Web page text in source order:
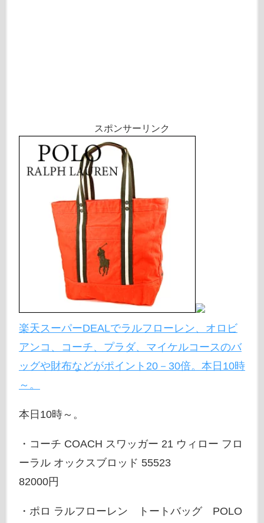
スポンサーリンク
楽天スーパーDEALでラルフローレン、オロビ
アンコ、コーチ、プラダ、マイケルコースのバ
ッグや財布などがポイント20－30倍。本日10時
～。
本日10時～。
・コーチ COACH スワッガー 21 ウィロー フロ
ーラル オックスブロッド 55523
82000円
・ポロ ラルフローレン トートバッグ POLO